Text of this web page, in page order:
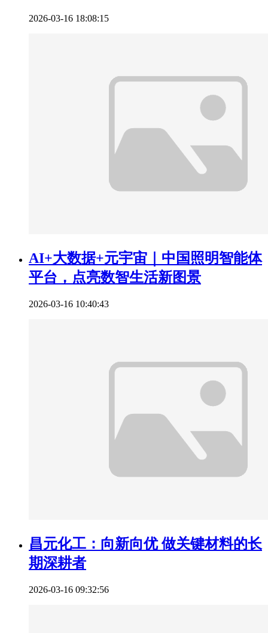
2026-03-16 18:08:15
AI+大数据+元宇宙｜中国照明智能体
平台，点亮数智生活新图景
2026-03-16 10:40:43
昌元化工：向新向优 做关键材料的长
期深耕者
2026-03-16 09:32:56